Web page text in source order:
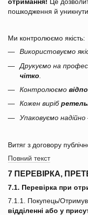
пошкодження й
Ми контролюємо якість:
Використовуємо
Друкуємо на
чітко
Контролюємо
Кожен виріб
Упаковуємо
Витяг з договору
Повний текст
7 ПЕРЕВІРКА,
7.1. Перевірка при
7.1.1. Покупець/
відділенні або у